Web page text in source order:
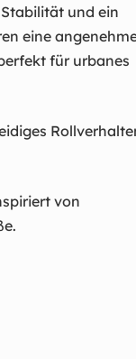
und ein
eine
für urbanes
von